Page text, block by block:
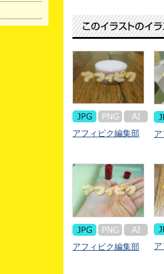
アフィピク編集部
アフィピク編集部